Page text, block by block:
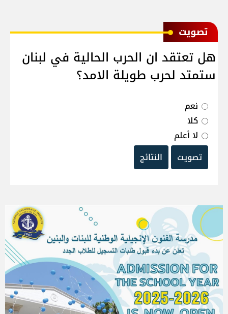
ﺗﺼﻮﻳﺖ
هل تعتقد ان الحرب الحالية في لبنان
ستمتد لحرب طويلة الامد؟
نعم
كلا
لا أعلم
تصويت
النتائج